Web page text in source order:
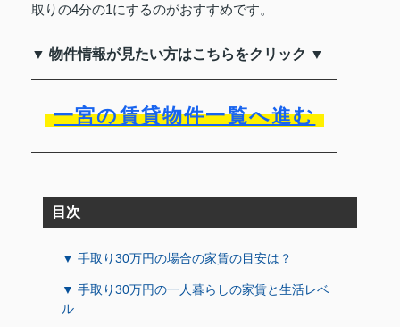
取りの4分の1にするのがおすすめです。
▼ 物件情報が見たい方はこちらをクリック ▼
一宮の賃貸物件一覧へ進む
目次
▼ 手取り30万円の場合の家賃の目安は？
▼ 手取り30万円の一人暮らしの家賃と生活レベ
ル